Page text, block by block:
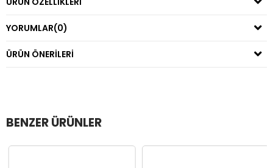
YORUMLAR(0)
ÜRÜN ÖNERILERI
BENZER ÜRÜNLER